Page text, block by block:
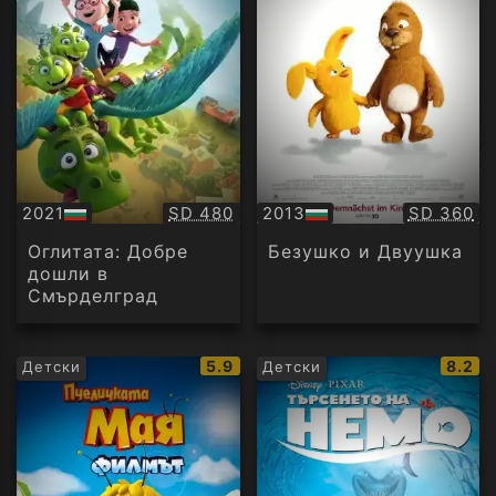
2021
БГ
аудио
Качество:
SD 480
Оглитата: Добре
дошли в
Смърделград
2013
БГ
аудио
SD 360
Безушко и Двуушка
Детски
IMDb
рейтинг:
5.9 Детски
IMDb
8.2